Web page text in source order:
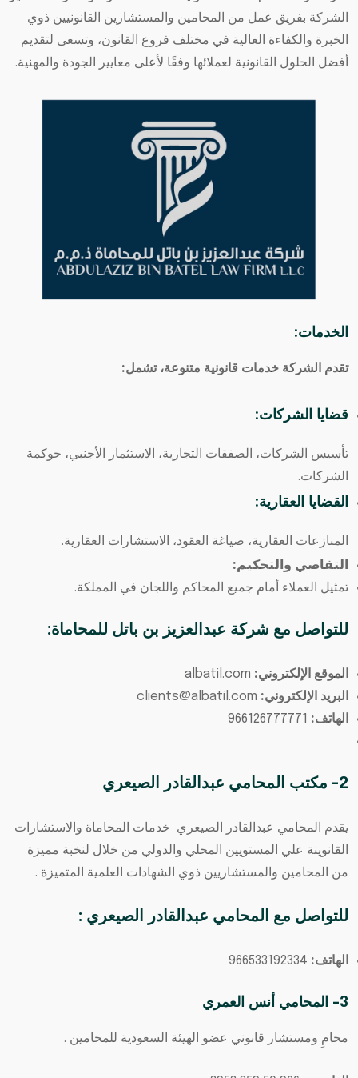
الشركة بفريق عمل من المحامين والمستشارين القانونيين ذوي
الخبرة والكفاءة العالية في مختلف فروع القانون، وتسعى لتقديم
أفضل الحلول القانونية لعملائها وفقًا لأعلى معايير الجودة والمهنية.
الخدمات:
تقدم الشركة خدمات قانونية متنوعة، تشمل:
قضايا الشركات:
تأسيس الشركات، الصفقات التجارية، الاستثمار الأجنبي، حوكمة
الشركات.
القضايا العقارية:
المنازعات العقارية، صياغة العقود، الاستشارات العقارية.
التقاضي والتحكيم:
تمثيل العملاء أمام جميع المحاكم واللجان في المملكة.
للتواصل مع شركة عبدالعزيز بن باتل للمحاماة:
الموقع الإلكتروني: albatil.com
البريد الإلكتروني:
الهاتف: 966126777771
2- مكتب المحامي عبدالقادر الصيعري
يقدم المحامي عبدالقادر الصيعري خدمات المحاماة والاستشارات
القانوينة علي المستويين المحلي والدولي من خلال لنخبة مميزة
من المحامين والمستشاريين ذوي الشهادات العلمية المتميزة .
للتواصل مع المحامي عبدالقادر الصيعري :
الهاتف:
3- المحامي أنس العمري
محامِ ومستشار قانوني عضو الهيئة السعودية للمحامين .